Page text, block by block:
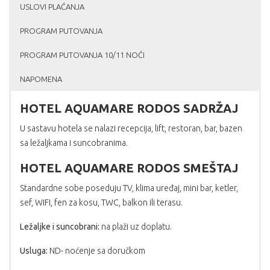
USLOVI PLAĆANJA
PROGRAM PUTOVANJA
PROGRAM PUTOVANJA 10/11 NOĆI
NAPOMENA
HOTEL AQUAMARE RODOS SADRŽAJ
U sastavu hotela se nalazi recepcija, lift, restoran, bar, bazen
sa ležaljkama i suncobranima.
HOTEL AQUAMARE RODOS SMEŠTAJ
Standardne sobe poseduju TV, klima uređaj, mini bar, ketler,
sef, WIFI, fen za kosu, TWC, balkon ili terasu.
Ležaljke i suncobrani: na plaži uz doplatu.
Usluga: ND- noćenje sa doručkom